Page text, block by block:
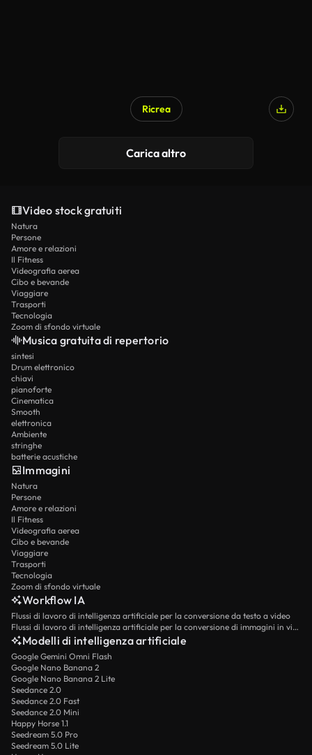
Ricrea
Carica altro
Video stock gratuiti
Natura
Persone
Amore e relazioni
Il Fitness
Videografia aerea
Cibo e bevande
Viaggiare
Trasporti
Tecnologia
Zoom di sfondo virtuale
Musica gratuita di repertorio
sintesi
Drum elettronico
chiavi
pianoforte
Cinematica
Smooth
elettronica
Ambiente
stringhe
batterie acustiche
Immagini
Natura
Persone
Amore e relazioni
Il Fitness
Videografia aerea
Cibo e bevande
Viaggiare
Trasporti
Tecnologia
Zoom di sfondo virtuale
Workflow IA
Flussi di lavoro di intelligenza artificiale per la conversione da testo a video
Flussi di lavoro di intelligenza artificiale per la conversione di immagini in video
Modelli di intelligenza artificiale
Google Gemini Omni Flash
Google Nano Banana 2
Google Nano Banana 2 Lite
Seedance 2.0
Seedance 2.0 Fast
Seedance 2.0 Mini
Happy Horse 1.1
Seedream 5.0 Pro
Seedream 5.0 Lite